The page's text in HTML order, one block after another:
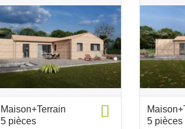
Maison+Terrain
5 pièces
5 pièces